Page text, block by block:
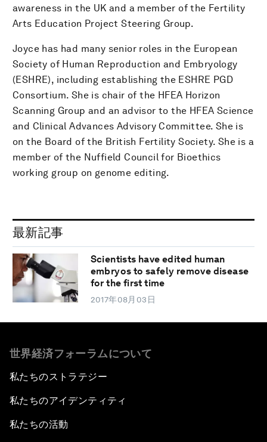
awareness in the UK and a member of the Fertility
Arts Education Project Steering Group.
Joyce has had many senior roles in the European
Society of Human Reproduction and Embryology
(ESHRE), including establishing the ESHRE PGD
Consortium. She is chair of the HFEA Horizon
Scanning Group and an advisor to the HFEA Science
and Clinical Advances Advisory Committee. She is
on the Board of the British Fertility Society. She is a
member of the Nuffield Council for Bioethics
working group on genome editing.
最新記事
Scientists have edited human
embryos to safely remove disease
for the first time
2017年08月03日
世界経済フォーラムについて
私たちのストラテジー
私たちのアイデンティティ
私たちの活動